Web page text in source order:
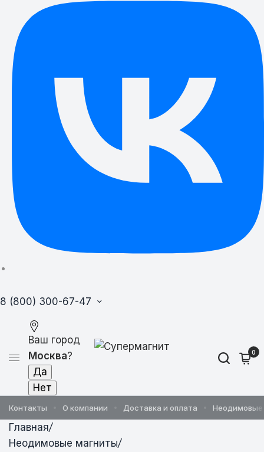
8 (800) 300-67-47
Ваш город
Москва? 0
Контакты О компании Доставка и оплата
Главная/
Неодимовые магниты/